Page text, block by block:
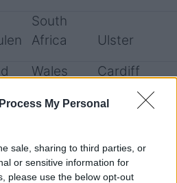
My Personal
sale, sharing to third parties, or
or sensitive information for
please use the below opt-out
South
Africa
Ulster
Wales Cardiff
Glasgow
South
Africa
Hollywood
Sharks